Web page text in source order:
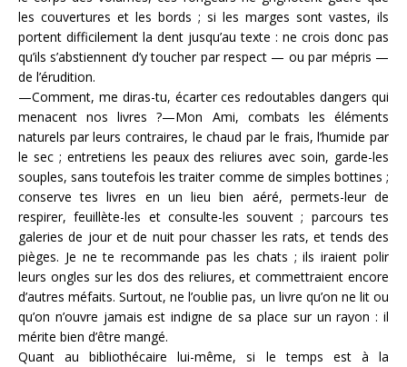
les couvertures et les bords ; si les marges sont vastes, ils
portent difficilement la dent jusqu’au texte : ne crois donc pas
qu’ils s’abstiennent d’y toucher par respect — ou par mépris —
de l’érudition.
—Comment, me diras-tu, écarter ces redoutables dangers qui
menacent nos livres ?—Mon Ami, combats les éléments
naturels par leurs con­traires, le chaud par le frais, l’humide par
le sec ; entretiens les peaux des reliures avec soin, garde-les
souples, sans toutefois les traiter comme de simples bottines ;
conserve tes livres en un lieu bien aéré, permets-leur de
respirer, feuillète-les et consulte-les souvent ; parcours tes
galeries de jour et de nuit pour chasser les rats, et tends des
pièges. Je ne te recommande pas les chats ; ils iraient polir
leurs ongles sur les dos des reliures, et commettraient encore
d’autres méfaits. Surtout, ne l’oublie pas, un livre qu’on ne lit ou
qu’on n’ouvre jamais est indigne de sa place sur un rayon : il
mérite bien d’être mangé.
Quant au bibliothécaire lui-même, si le temps est à la